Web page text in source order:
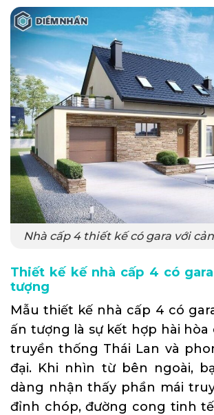
Nhà cấp 4 thiết kế có gara với
Thiết kế kế nhà cấp 4 có
tượng
Mẫu thiết kế nhà cấp 4 có
ấn tượng là sự kết hợp hài hòa
truyền thống Thái Lan và
đại. Khi nhìn từ bên ngoài,
dàng nhận thấy phần mái
đỉnh chóp, đường cong tinh